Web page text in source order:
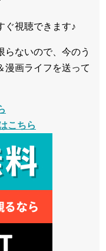
ぐ視聴できます♪
らないので、今のう
漫画ライフを送って
こちら